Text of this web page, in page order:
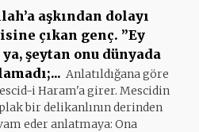
aşkından dolayı
çıkan genç. ”Ey
şeytan onu dünyada
Anlatıldığana göre
i Haram'a girer. Mescidin
bir delikanlının derinden
eder anlatmaya: Ona